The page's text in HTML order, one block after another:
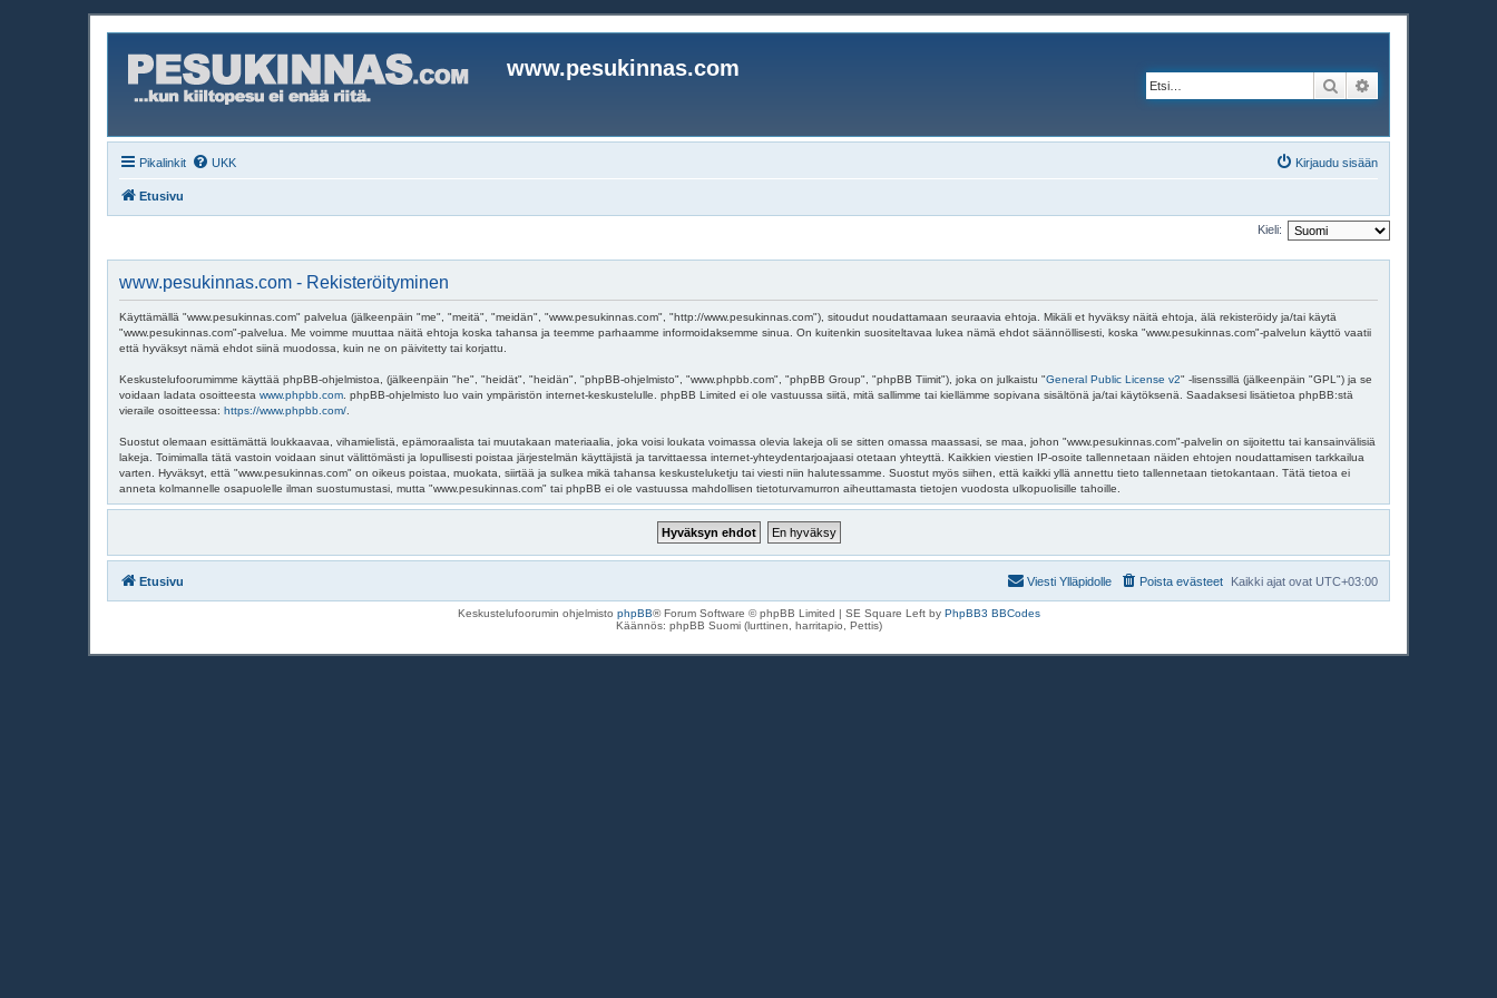
www.pesukinnas.com
Etsi
Pikalinkit UKK Kirjaudu sisään
Etusivu
Kieli:
www.pesukinnas.com - Rekisteröityminen
Käyttämällä "www.pesukinnas.com" palvelua (jälkeenpäin "me", "meitä", "meidän", "www.pesukinnas.com", "http://www.pesukinnas.com"), sitoudut noudattamaan seuraavia ehtoja. Mikäli et hyväksy näitä ehtoja, älä rekisteröidy ja/tai käytä
"www.pesukinnas.com"-palvelua. Me voimme muuttaa näitä ehtoja koska tahansa ja teemme parhaamme informoidaksemme sinua. On kuitenkin suositeltavaa lukea nämä ehdot säännöllisesti, koska "www.pesukinnas.com"-palvelun käyttö vaatii
että hyväksyt nämä ehdot siinä muodossa, kuin ne on päivitetty tai korjattu.
Keskustelufoorumimme käyttää phpBB-ohjelmistoa, (jälkeenpäin "he", "heidät", "heidän", "phpBB-ohjelmisto", "www.phpbb.com", "phpBB Group", "phpBB Tiimit"), joka on julkaistu "General Public License v2" -lisenssillä (jälkeenpäin "GPL") ja se
voidaan ladata osoitteesta www.phpbb.com . phpBB-ohjelmisto luo vain ympäristön internet-keskustelulle. phpBB Limited ei ole vastuussa siitä, mitä sallimme tai kiellämme sopivana sisältönä ja/tai käytöksenä. Saadaksesi lisätietoa phpBB:stä
vieraile osoitteessa: https://www.phpbb.com/
Suostut olemaan esittämättä loukkaavaa, vihamielistä, epämoraalista tai muutakaan materiaalia, joka voisi loukata voimassa olevia lakeja oli se sitten omassa maassasi, se maa, johon "www.pesukinnas.com"-palvelin on sijoitettu tai kansainvälisiä
lakeja. Toimimalla tätä vastoin voidaan sinut välittömästi ja lopullisesti poistaa järjestelmän käyttäjistä ja tarvittaessa internet-yhteydentarjoajaasi otetaan yhteyttä. Kaikkien viestien IP-osoite tallennetaan näiden ehtojen noudattamisen tarkkailua
varten. Hyväksyt, että "www.pesukinnas.com" on oikeus poistaa, muokata, siirtää ja sulkea mikä tahansa keskusteluketju tai viesti niin halutessamme. Suostut myös siihen, että kaikki yllä annettu tieto tallennetaan tietokantaan. Tätä tietoa ei
anneta kolmannelle osapuolelle ilman suostumustasi, mutta "www.pesukinnas.com" tai phpBB ei ole vastuussa mahdollisen tietoturvamurron aiheuttamasta tietojen vuodosta ulkopuolisille tahoille.
Etusivu Kaikki ajat ovat UTC+03:00
Poista evästeet
Viesti Ylläpidolle
Keskustelufoorumin ohjelmisto phpBB® Forum Software © phpBB Limited | SE Square Left by PhpBB3 BBCodes
Käännös: phpBB Suomi (lurttinen, harritapio, Pettis)